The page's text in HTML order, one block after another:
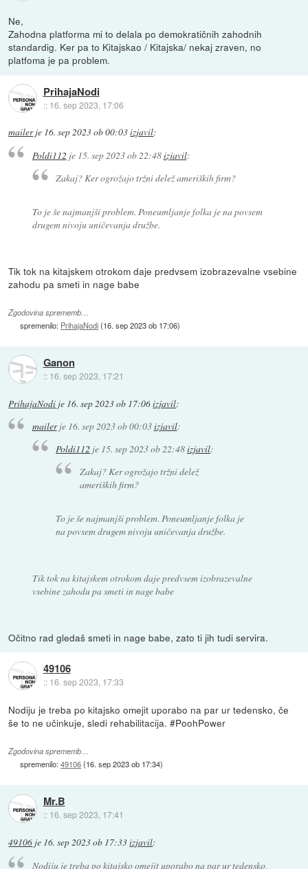
Ne,
Zahodna platforma mi to delala po demokratičnih zahodnih
standardig. Ker pa to Kitajskao / Kitajska/ nekaj zraven, no
platfoma je pa problem.
PrihajaNodi
:: 16. sep 2023, 17:06
mailerje 16. sep 2023 ob 00:03izjavil:
Poldi112je 15. sep 2023 ob 22:48izjavil:
Zakaj? Ker ogrožajo tržni delež ameriških firm?
To je še najmanjši problem. Poneumljanje folka je na povsem
drugem nivoju uničevanja družbe.
Tik tok na kitajskem otrokom daje predvsem izobrazevalne vsebine
zahodu pa smeti in nage babe
Zgodovina sprememb…
spremenilo: PrihajaNodi(16. sep 2023 ob 17:06)
Ganon
:: 16. sep 2023, 17:21
PrihajaNodi je 16. sep 2023 ob 17:06izjavil:
mailerje 16. sep 2023 ob 00:03izjavil:
Poldi112 je 15. sep 2023 ob 22:48izjavil:
Zakaj? Ker ogrožajo tržni delež
ameriških firm?
To je še najmanjši problem. Poneumljanje folka je
na povsem drugem nivoju uničevanja družbe.
Tik tok na kitajskem otrokom daje predvsem izobrazevalne
vsebine zahodu pa smeti in nage babe
Očitno rad gledaš smeti in nage babe, zato ti jih tudi servira.
49106
:: 16. sep 2023, 17:33
Nodiju je treba po kitajsko omejit uporabo na par ur tedensko, če
še to ne učinkuje, sledi rehabilitacija. #PoohPower
Zgodovina sprememb…
spremenilo:49106(16. sep 2023 ob 17:34)
Mr.B
:: 16. sep 2023, 17:41
49106 je 16. sep 2023 ob 17:33izjavil:
Nodiju je treba po kitajsko omejit uporabo na par ur tedensko,